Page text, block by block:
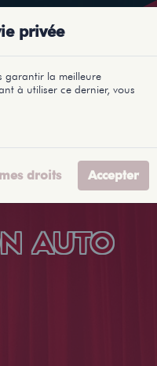
AUTO
privée
garantir la meilleure
à utiliser ce dernier, vous
droits Accepter